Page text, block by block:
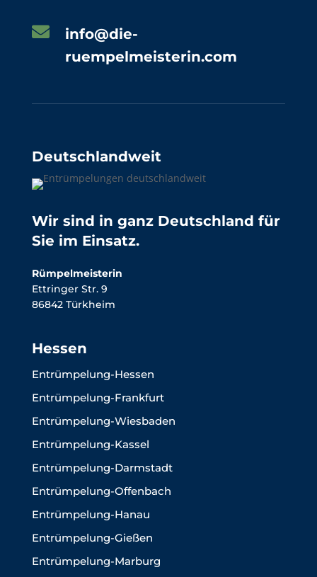

info@die-
ruempelmeisterin.com
Deutschlandweit
Wir sind in ganz Deutschland für
Sie im Einsatz.
Rümpelmeisterin
Ettringer Str. 9
86842 Türkheim
Hessen
Entrümpelung-Hessen
Entrümpelung-Frankfurt
Entrümpelung-Wiesbaden
Entrümpelung-Kassel
Entrümpelung-Darmstadt
Entrümpelung-Offenbach
Entrümpelung-Hanau
Entrümpelung-Gießen
Entrümpelung-Marburg